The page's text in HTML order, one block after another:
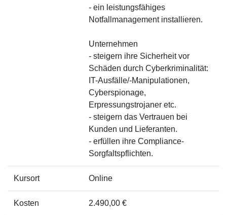
- ein leistungsfähiges
Notfallmanagement installieren.
Unternehmen
- steigern ihre Sicherheit vor
Schäden durch Cyberkriminalität:
IT-Ausfälle/-Manipulationen,
Cyberspionage,
Erpressungstrojaner etc.
- steigern das Vertrauen bei
Kunden und Lieferanten.
- erfüllen ihre Compliance-
Sorgfaltspflichten.
Kursort Online
Kosten 2.490,00 €